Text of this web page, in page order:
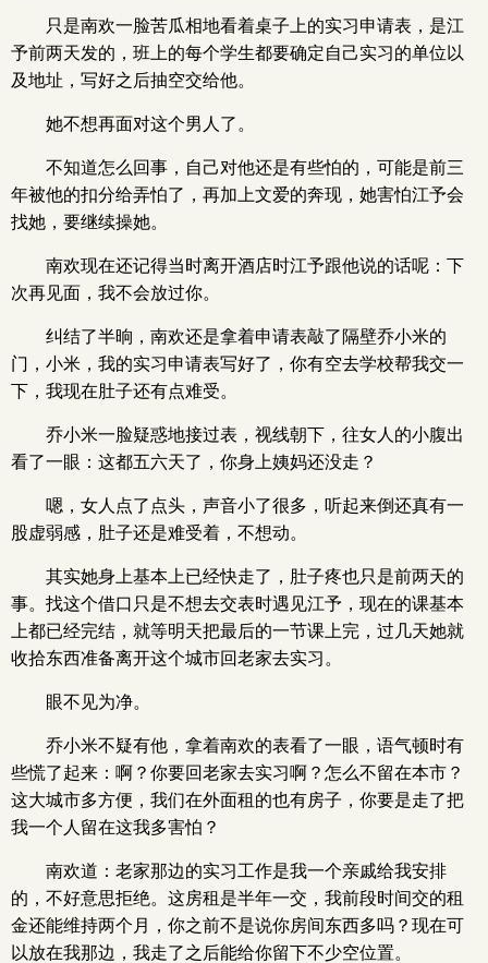
只是南欢一脸苦瓜相地看着桌子上的实习申请表，是江
予前两天发的，班上的每个学生都要确定自己实习的单位以
及地址，写好之后抽空交给他。
她不想再面对这个男人了。
不知道怎么回事，自己对他还是有些怕的，可能是前三
年被他的扣分给弄怕了，再加上文爱的奔现，她害怕江予会
找她，要继续操她。
南欢现在还记得当时离开酒店时江予跟他说的话呢：下
次再见面，我不会放过你。
纠结了半晌，南欢还是拿着申请表敲了隔壁乔小米的
门，小米，我的实习申请表写好了，你有空去学校帮我交一
下，我现在肚子还有点难受。
乔小米一脸疑惑地接过表，视线朝下，往女人的小腹出
看了一眼：这都五六天了，你身上姨妈还没走？
嗯，女人点了点头，声音小了很多，听起来倒还真有一
股虚弱感，肚子还是难受着，不想动。
其实她身上基本上已经快走了，肚子疼也只是前两天的
事。找这个借口只是不想去交表时遇见江予，现在的课基本
上都已经完结，就等明天把最后的一节课上完，过几天她就
收拾东西准备离开这个城市回老家去实习。
眼不见为净。
乔小米不疑有他，拿着南欢的表看了一眼，语气顿时有
些慌了起来：啊？你要回老家去实习啊？怎么不留在本市？
这大城市多方便，我们在外面租的也有房子，你要是走了把
我一个人留在这我多害怕？
南欢道：老家那边的实习工作是我一个亲戚给我安排
的，不好意思拒绝。这房租是半年一交，我前段时间交的租
金还能维持两个月，你之前不是说你房间东西多吗？现在可
以放在我那边，我走了之后能给你留下不少空位置。